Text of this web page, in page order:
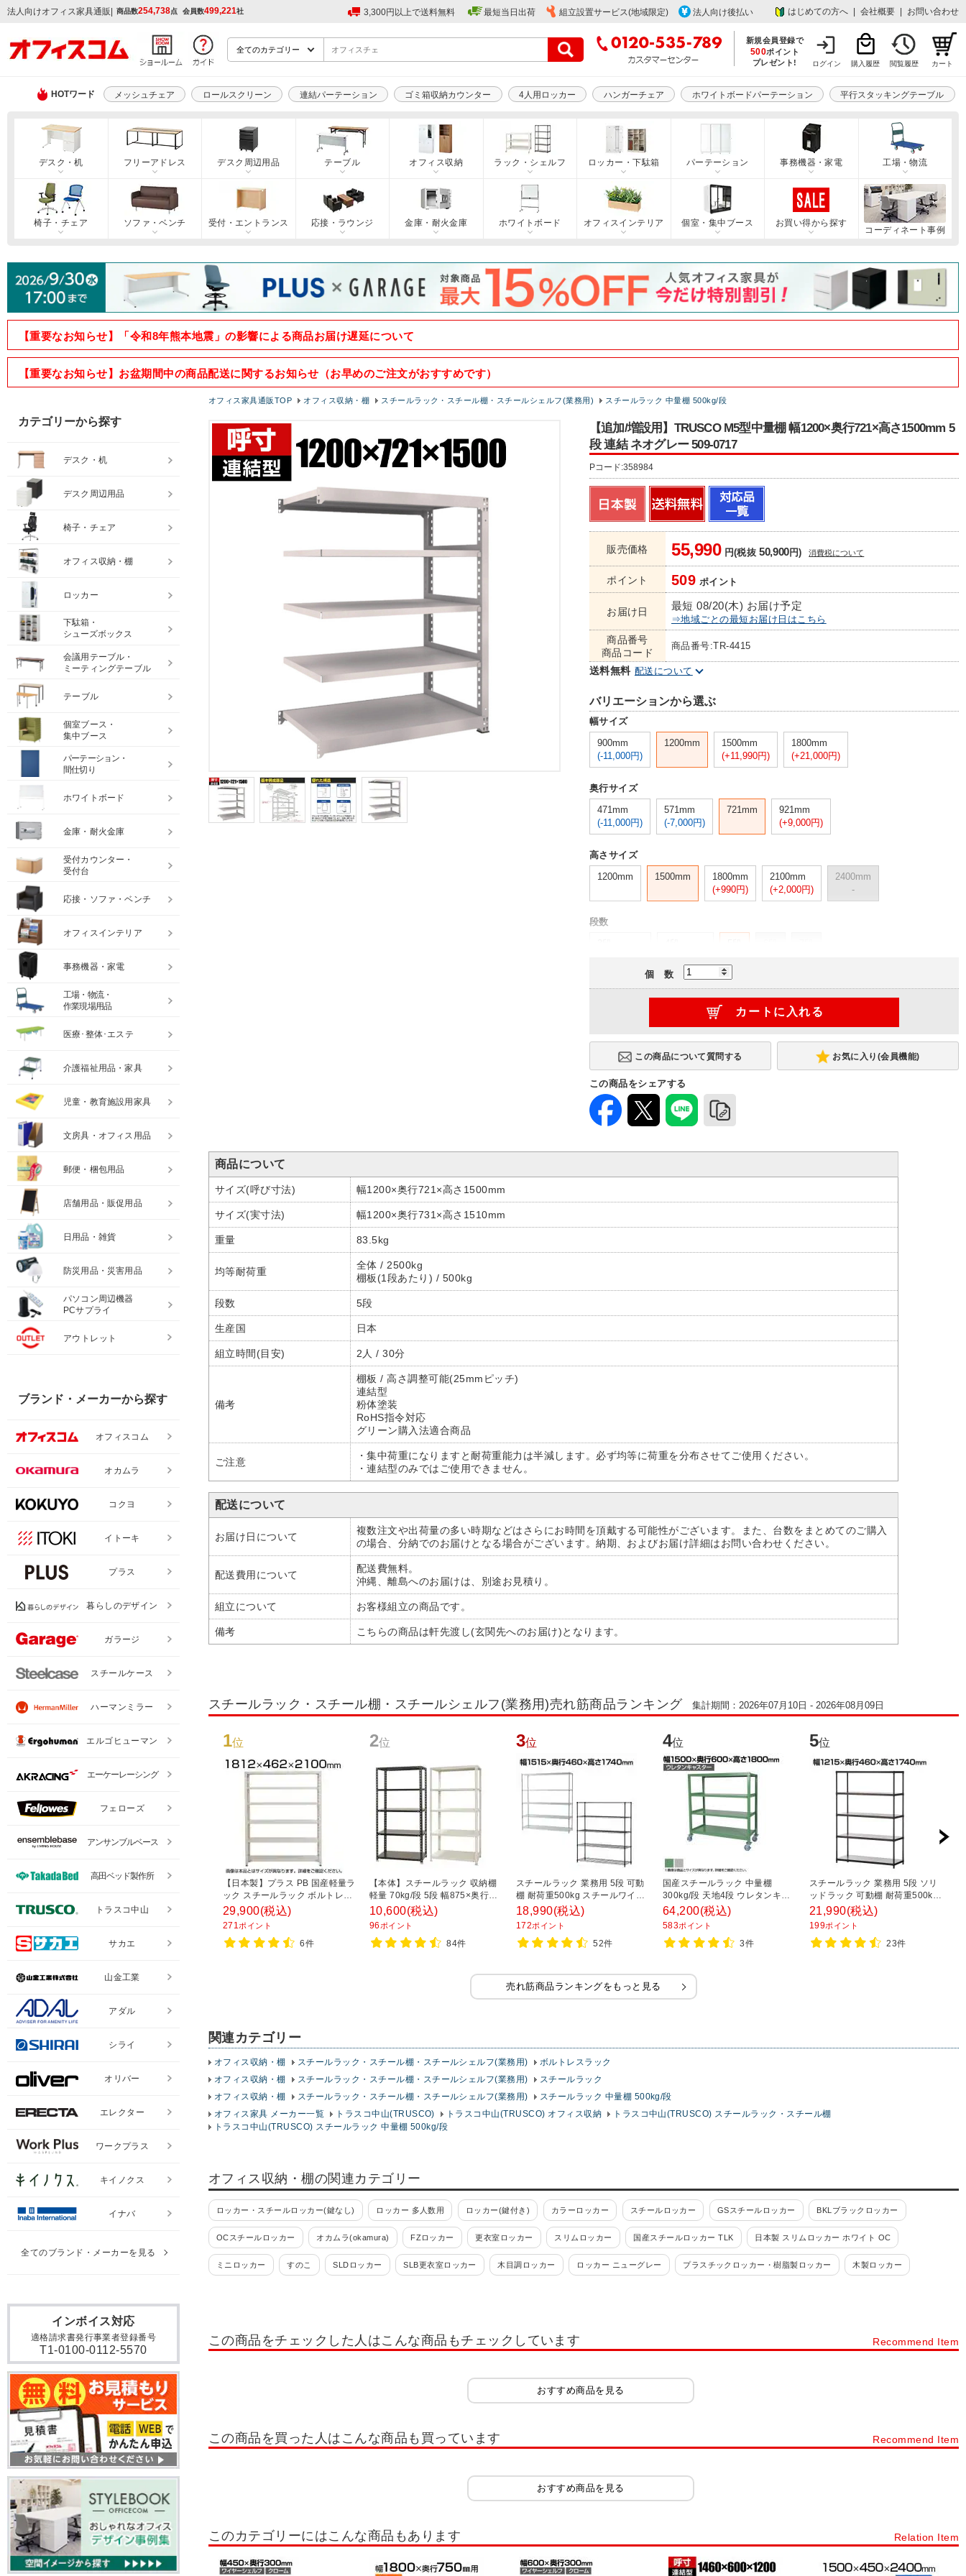
法人向けオフィス家具通販 | 商品数254,738点 会員数499,221社 3,300円以上で送料無料 最短当日出荷 組立設置サービス(地域限定) 法人向け後払い はじめての方へ 会社概要 お問い合わせ
新規会員登録で
500ポイント
プレゼント!
ログイン 購入履歴 閲覧履歴 カート
HOTワード メッシュチェア ロールスクリーン 連結パーテーション ゴミ箱収納カウンター 4人用ロッカー ハンガーチェア ホワイトボードパーテーション 平行スタッキングテーブル
デスク・机 フリーアドレス デスク周辺用品 テーブル オフィス収納 ラック・シェルフ ロッカー・下駄箱 パーテーション 事務機器・家電 工場・物流
椅子・チェア ソファ・ベンチ 受付・エントランス 応接・ラウンジ 金庫・耐火金庫 ホワイトボード オフィスインテリア 個室・集中ブース
お買い得から探す
コーディネート事例
【重要なお知らせ】「令和8年熊本地震」の影響による商品お届け遅延について
【重要なお知らせ】お盆期間中の商品配送に関するお知らせ（お早めのご注文がおすすめです）
オフィス家具通販TOP オフィス収納・棚 スチールラック・スチール棚・スチールシェルフ(業務用) スチールラック 中量棚 500kg/段
【追加/増設用】TRUSCO M5型中量棚 幅1200×奥行721×高さ1500mm 5
段 連結 ネオグレー 509-0717
Pコード:358984
販売価格 55,990円(税抜50,900円) 消費税について
ポイント 509 ポイント
お届け日 最短 08/20(木) お届け予定
⇒地域ごとの最短お届け日はこちら
商品番号
商品コード
商品番号:TR-4415
送料無料 配送について
バリエーションから選ぶ
幅サイズ
900mm
(-11,000円)
1200mm
1500mm
(+11,990円)
1800mm
(+21,000円)
奥行サイズ
471mm
(-11,000円)
571mm
(-7,000円)
721mm
921mm
(+9,000円)
高さサイズ
1200mm
1500mm
1800mm
(+990円)
2100mm
(+2,000円)
2400mm
-
段数
連結タイプ
個 数
お気に入り(会員機能)
この商品をシェアする
商品について
サイズ(呼び寸法) 幅1200×奥行721×高さ1500mm
サイズ(実寸法) 幅1200×奥行731×高さ1510mm
重量 83.5kg
均等耐荷重
全体 / 2500kg
棚板(1段あたり) / 500kg
段数 5段
生産国 日本
組立時間(目安) 2人 / 30分
備考
棚板 / 高さ調整可能(25mmピッチ)
連結型
粉体塗装
RoHS指令対応
グリーン購入法適合商品
ご注意
・集中荷重になりますと耐荷重能力は半減します。必ず均等に荷重を分布させてご使用ください。
・連結型のみではご使用できません。
配送について
お届け日について
複数注文や出荷量の多い時期などはさらにお時間を頂戴する可能性がございます。また、台数をまとめてのご購入
の場合、分納でのお届けとなる場合がございます。納期、およびお届け詳細はお問い合わせください。
配送費用について
配送費無料。
沖縄、離島へのお届けは、別途お見積り。
組立について お客様組立の商品です。
備考 こちらの商品は軒先渡し(玄関先へのお届け)となります。
スチールラック・スチール棚・スチールシェルフ(業務用)売れ筋商品ランキング 集計期間：2026年07月10日 - 2026年08月09日
1位
【日本製】プラス PB 国産軽量ラ
ック スチールラック ボルトレス
耐荷重150kg/段 天地6段 幅
1812×奥行462×高さ2100mm ス
チール棚 スチールシェルフ 収納
棚 オープンラック 収納ラック
29,900(税込)
271ポイント
6件
2位
【本体】スチールラック 収納棚
軽量 70kg/段 5段 幅875×奥行
450×高さ1800mm 【ホワイト・
ブラック】
10,600(税込)
96 ポイント
84件
3位
スチールラック 業務用 5段 可動
棚 耐荷重500kg スチールワイヤ
ーラック シェルゴ 幅1515×奥行
460×高さ1740mm
18,990(税込)
172ポイント
52件
4位
国産スチールラック 中量棚
300kg/段 天地4段 ウレタンキャ
スター付き 収納棚 スチール棚 幅
1500×奥行600×高さ1800mm キ
ャスター直径150×高さ200mm
64,200(税込)
583ポイント
3件
5位
スチールラック 業務用 5段 ソリ
ッドラック 可動棚 耐荷重500kg
平面棚 フラット シェルゴ 幅
1215×奥行460×高さ1740mm
21,990(税込)
199ポイント
23件
売れ筋商品ランキングをもっと見る
関連カテゴリー
オフィス収納・棚 スチールラック・スチール棚・スチールシェルフ(業務用)
ボルトレスラック
オフィス収納・棚
スチールラック・スチール棚・スチールシェルフ(業務用)
スチールラック
オフィス収納・棚
スチールラック・スチール棚・スチールシェルフ(業務用)
スチールラック 中量棚 500kg/段
オフィス家具 メーカー一覧
トラスコ中山(TRUSCO) トラスコ中山(TRUSCO) オフィス収納
トラスコ中山(TRUSCO) スチールラック・スチール棚
トラスコ中山(TRUSCO) スチールラック 中量棚 500kg/段
オフィス収納・棚の関連カテゴリー
ロッカー・スチールロッカー(鍵なし) ロッカー 多人数用 ロッカー(鍵付き) カラーロッカー スチールロッカー GSスチールロッカー BKLブラックロッカー
OCスチールロッカー オカムラ(okamura) FZロッカー 更衣室ロッカー スリムロッカー 国産スチールロッカー TLK 日本製 スリムロッカー ホワイト OC
ミニロッカー すのこ SLDロッカー SLB更衣室ロッカー 木目調ロッカー ロッカー ニューグレー プラスチックロッカー・樹脂製ロッカー 木製ロッカー
ロッカー 10人用 ロッカー 12人用 ロッカー 多人数用 ロッカーホワイト系(白)
木製キャビネット・木製ラック・木製書庫 役員用家具 扉タイプから探す
シューズボックス オープンタイプ 可動棚
シューズボックス 24人用～30人用 シューズボックス 32人用
屋外用ラック ステンレスラック ボルトレスラック キャスター付きラック 木棚スチールラック シェルゴ スチールワイヤーラック シェルゴ
この商品をチェックした人はこんな商品もチェックしています Recommend Item
おすすめ商品を見る
この商品を買った人はこんな商品も買っています Recommend Item
おすすめ商品を見る
このカテゴリーにはこんな商品もあります Relation Item
インボイス対応
適格請求書発行事業者登録番号
T1-0100-0112-5570
カテゴリーから探す
デスク・机
デスク周辺用品
椅子・チェア
オフィス収納・棚
ロッカー
下駄箱・
シューズボックス
会議用テーブル・
ミーティングテーブル
テーブル
個室ブース・
集中ブース
パーテーション・
間仕切り
ホワイトボード
金庫・耐火金庫
受付カウンター・
受付台
応接・ソファ・ベンチ
オフィスインテリア
事務機器・家電
工場・物流・
作業現場用品
医療･整体･エステ
介護福祉用品・家具
児童・教育施設用家具
文房具・オフィス用品
郵便・梱包用品
店舗用品・販促用品
日用品・雑貨
防災用品・災害用品
パソコン周辺機器
PCサプライ
アウトレット
ブランド・メーカーから探す
オフィスコム
オカムラ
コクヨ
イトーキ
プラス
暮らしのデザイン
ガラージ
スチールケース
ハーマンミラー
エルゴヒューマン
エーケーレーシング
フェローズ
アンサンブルベース
高田ベッド製作所
トラスコ中山
サカエ
山金工業
アダル
シライ
オリバー
エレクター
ワークプラス
キイノクス
イナバ
全てのブランド・メーカーを見る